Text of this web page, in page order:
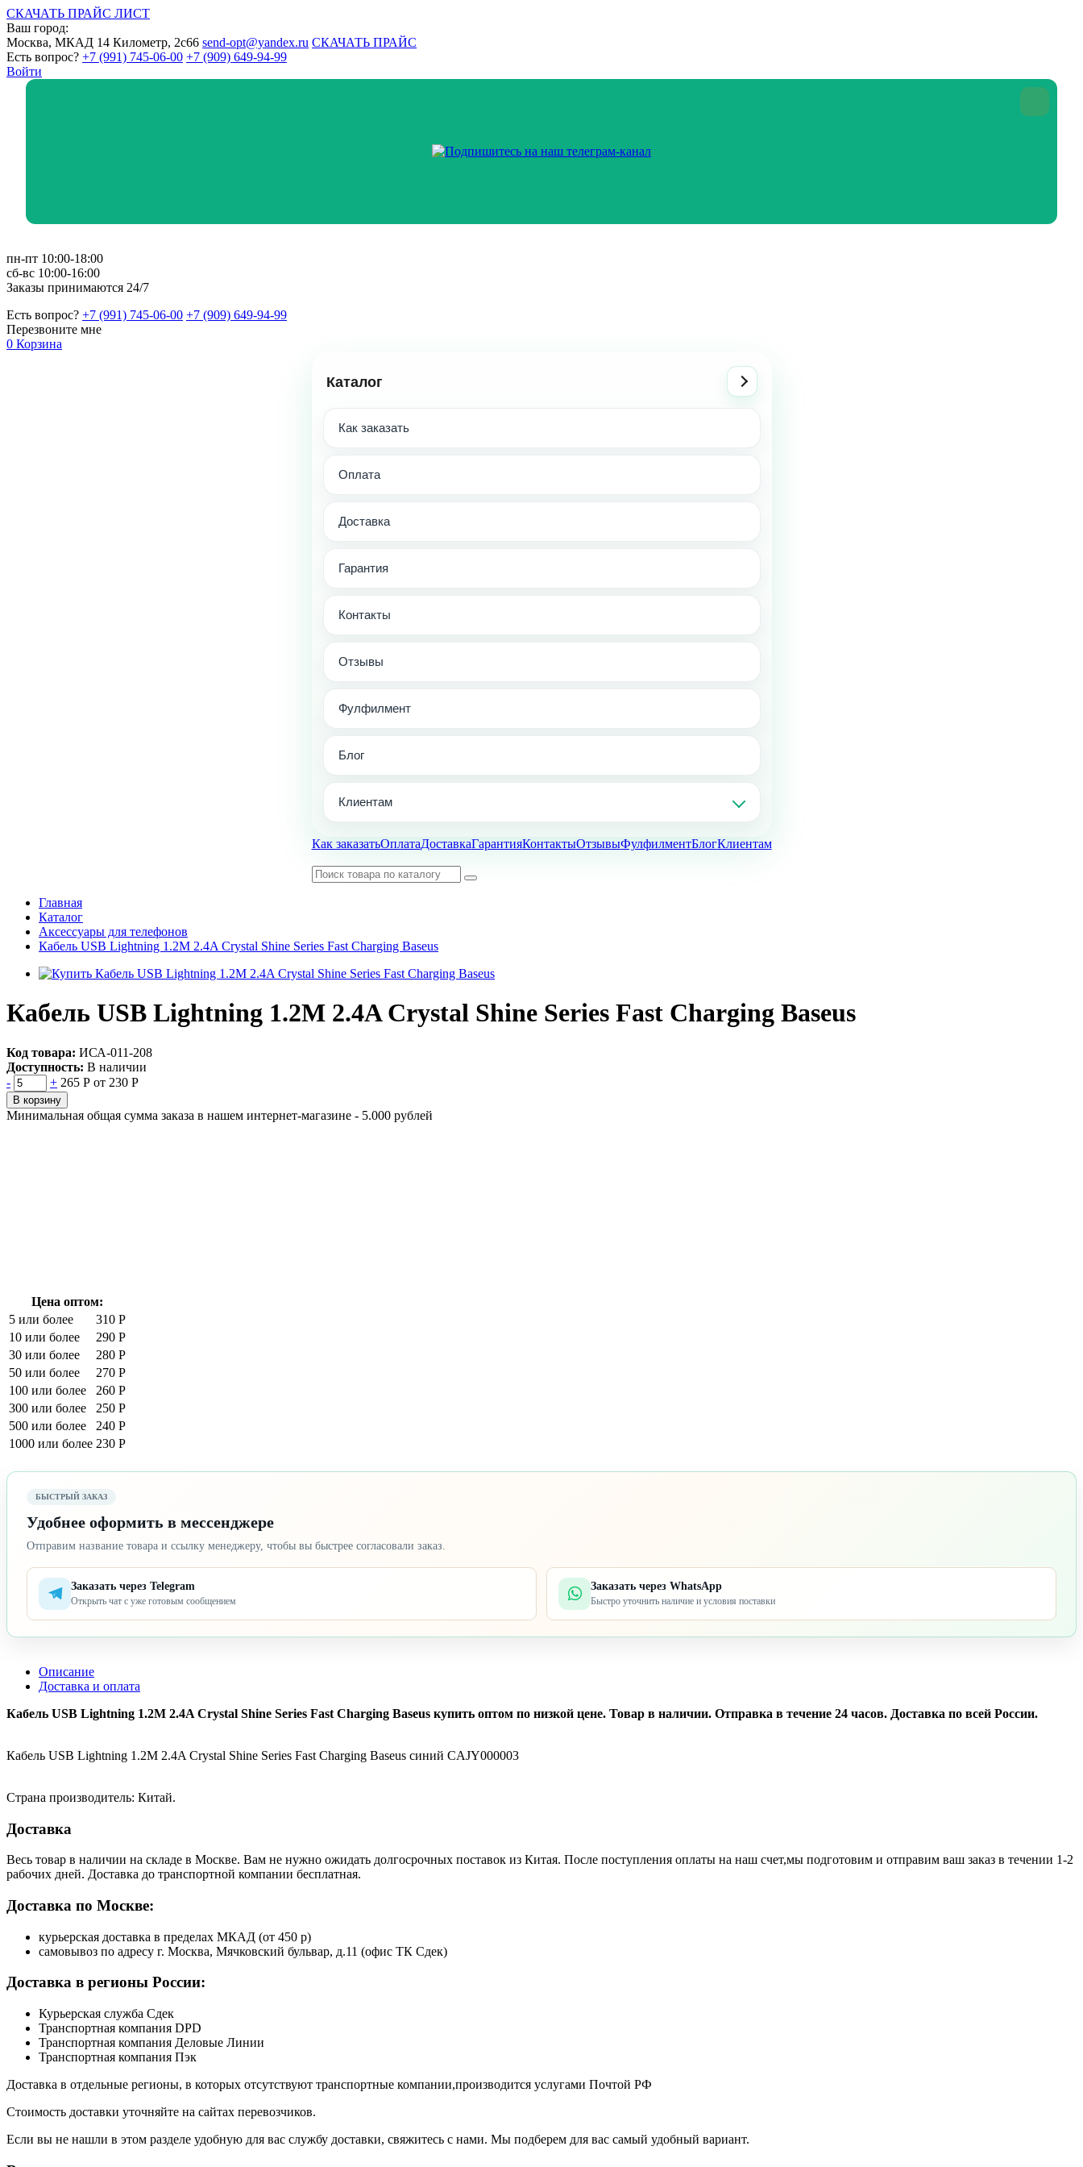
СКАЧАТЬ ПРАЙС ЛИСТ
Ваш город:
Москва, МКАД 14 Километр, 2с66 send-opt@yandex.ru СКАЧАТЬ ПРАЙС
Есть вопрос? +7 (991) 745-06-00 +7 (909) 649-94-99
Войти
пн-пт 10:00-18:00
сб-вс 10:00-16:00
Заказы принимаются 24/7
Есть вопрос? +7 (991) 745-06-00 +7 (909) 649-94-99
Перезвоните мне
0 Корзина
Каталог
Как заказать
Оплата
Доставка
Гарантия
Контакты
Отзывы
Фулфилмент
Блог
Клиентам
Как заказатьОплатаДоставкаГарантияКонтактыОтзывыФулфилментБлогКлиентам
Главная
Каталог
Аксессуары для телефонов
Кабель USB Lightning 1.2M 2.4A Crystal Shine Series Fast Charging Baseus
Кабель USB Lightning 1.2M 2.4A Crystal Shine Series Fast Charging Baseus
Код товара: ИСА-011-208
Доступность: В наличии
-
+ 265 Р от 230 Р
В корзину
Минимальная общая сумма заказа в нашем интернет-магазине - 5.000 рублей
Цена оптом:
5 или более
310 Р
10 или более
290 Р
30 или более
280 Р
50 или более
270 Р
100 или более
260 Р
300 или более
250 Р
500 или более
240 Р
1000 или более 230 Р
БЫСТРЫЙ ЗАКАЗ
Удобнее оформить в мессенджере
Отправим название товара и ссылку менеджеру, чтобы вы быстрее согласовали заказ.
Заказать через Telegram
Открыть чат с уже готовым сообщением
Заказать через WhatsApp
Быстро уточнить наличие и условия поставки
Описание
Доставка и оплата
Кабель USB Lightning 1.2M 2.4A Crystal Shine Series Fast Charging Baseus купить оптом по низкой цене. Товар в наличии. Отправка в течение 24 часов. Доставка по всей России.
Кабель USB Lightning 1.2M 2.4A Crystal Shine Series Fast Charging Baseus синий CAJY000003
Страна производитель: Китай.
Доставка
Весь товар в наличии на складе в Москве. Вам не нужно ожидать долгосрочных поставок из Китая. После поступления оплаты на наш счет,мы подготовим и отправим ваш заказ в течении 1-2
рабочих дней. Доставка до транспортной компании бесплатная.
Доставка по Москве:
курьерская доставка в пределах МКАД (от 450 р)
самовывоз по адресу г. Москва, Мячковский бульвар, д.11 (офис ТК Сдек)
Доставка в регионы России:
Курьерская служба Сдек
Транспортная компания DPD
Транспортная компания Деловые Линии
Транспортная компания Пэк
Доставка в отдельные регионы, в которых отсутствуют транспортные компании,производится услугами Почтой РФ
Стоимость доставки уточняйте на сайтах перевозчиков.
Если вы не нашли в этом разделе удобную для вас службу доставки, свяжитесь с нами. Мы подберем для вас самый удобный вариант.